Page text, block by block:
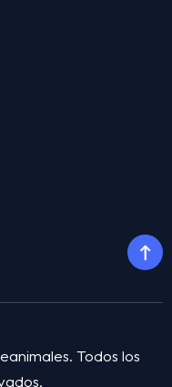
Todos los